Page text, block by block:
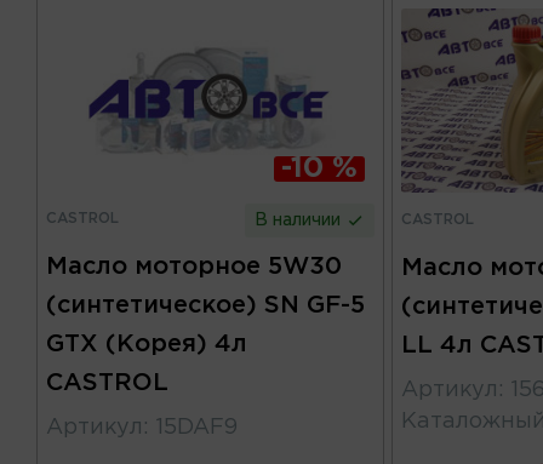
-10 %
CASTROL В наличии
Масло моторное 5W30
(синтетическое) SN GF-5
GTX (Корея) 4л
CASTROL
Артикул : 15DAF9
CASTROL
Масло
LL 4л
Артикул :